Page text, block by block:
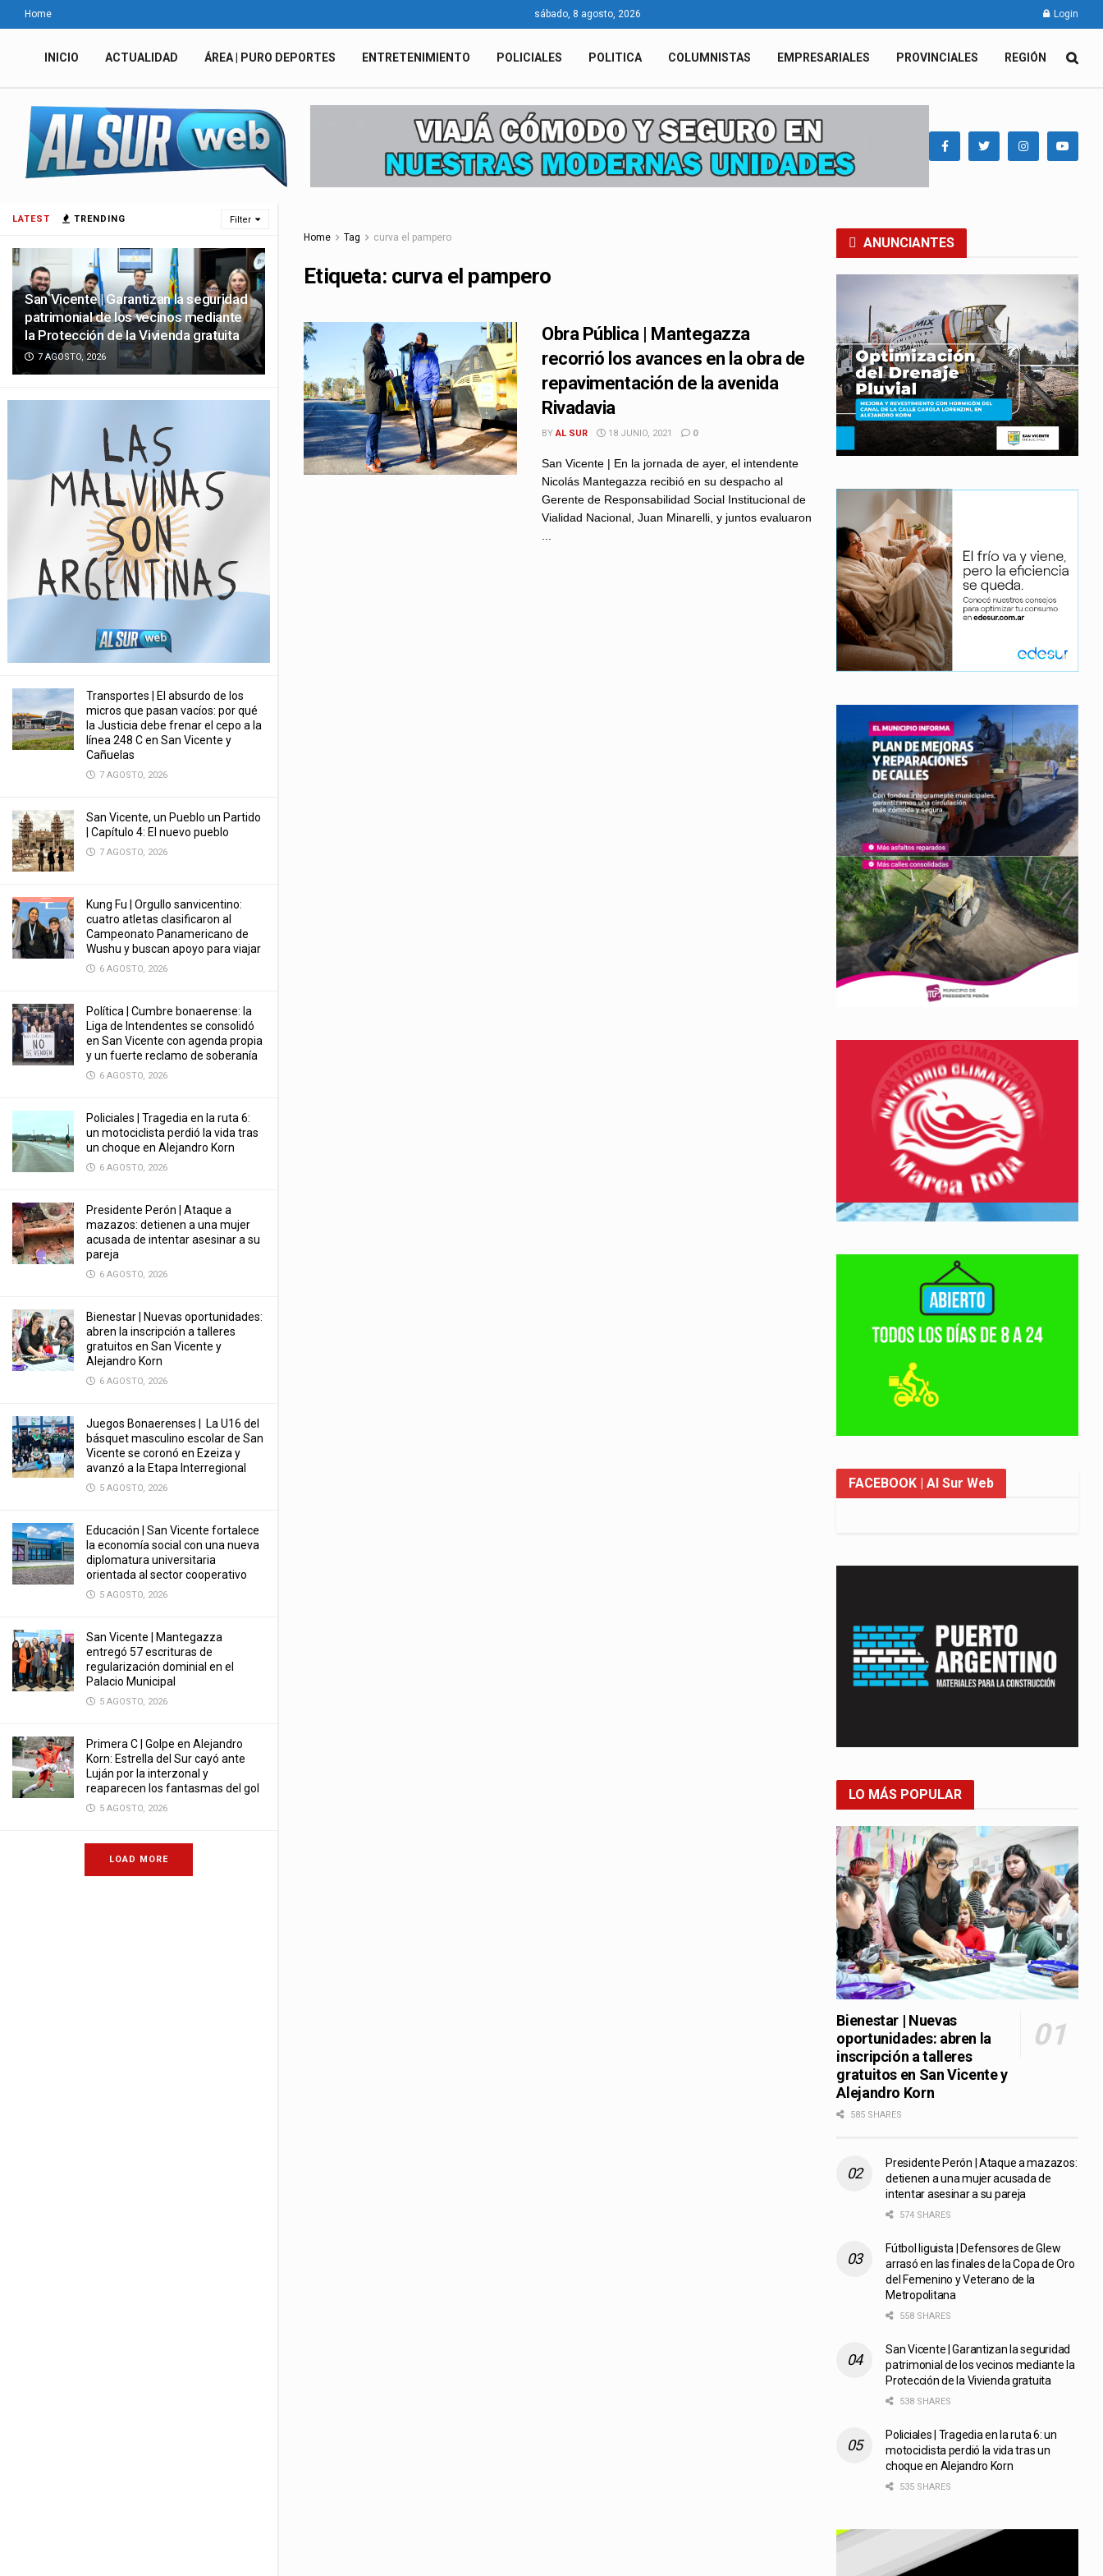
LATEST TRENDING Filter
San Vicente | Garantizan la seguridad
patrimonial de los vecinos mediante
la Protección de la Vivienda gratuita
7 AGOSTO, 2026
Transportes | El absurdo de los
micros que pasan vacíos: por qué
la Justicia debe frenar el cepo a la
línea 248 C en San Vicente y
Cañuelas
7 AGOSTO, 2026
San Vicente, un Pueblo un Partido
| Capítulo 4: El nuevo pueblo
7 AGOSTO, 2026
Kung Fu | Orgullo sanvicentino:
cuatro atletas clasificaron al
Campeonato Panamericano de
Wushu y buscan apoyo para viajar
6 AGOSTO, 2026
Política | Cumbre bonaerense: la
Liga de Intendentes se consolidó
en San Vicente con agenda propia
y un fuerte reclamo de soberanía
6 AGOSTO, 2026
Policiales | Tragedia en la ruta 6:
un motociclista perdió la vida tras
un choque en Alejandro Korn
6 AGOSTO, 2026
Presidente Perón | Ataque a
mazazos: detienen a una mujer
acusada de intentar asesinar a su
pareja
6 AGOSTO, 2026
Bienestar | Nuevas oportunidades:
abren la inscripción a talleres
gratuitos en San Vicente y
Alejandro Korn
6 AGOSTO, 2026
Juegos Bonaerenses | La U16 del
básquet masculino escolar de San
Vicente se coronó en Ezeiza y
avanzó a la Etapa Interregional
5 AGOSTO, 2026
Educación | San Vicente fortalece
la economía social con una nueva
diplomatura universitaria
orientada al sector cooperativo
5 AGOSTO, 2026
San Vicente | Mantegazza
entregó 57 escrituras de
regularización dominial en el
Palacio Municipal
5 AGOSTO, 2026
Primera C | Golpe en Alejandro
Korn: Estrella del Sur cayó ante
Luján por la interzonal y
reaparecen los fantasmas del gol
5 AGOSTO, 2026
LOAD MORE
Home sábado, 8 agosto, 2026 Login
INICIO ACTUALIDAD ÁREA | PURO DEPORTES ENTRETENIMIENTO POLICIALES POLITICA COLUMNISTAS EMPRESARIALES PROVINCIALES REGIÓN
Home Tag curva el pampero
Etiqueta: curva el pampero
Obra Pública | Mantegazza
recorrió los avances en la obra de
repavimentación de la avenida
Rivadavia
BY AL SUR 18 JUNIO, 2021 0
San Vicente | En la jornada de ayer, el intendente
Nicolás Mantegazza recibió en su despacho al
Gerente de Responsabilidad Social Institucional de
Vialidad Nacional, Juan Minarelli, y juntos evaluaron
ANUNCIANTES
FACEBOOK | Al Sur Web
LO MÁS POPULAR
Bienestar | Nuevas
oportunidades: abren la
inscripción a talleres
gratuitos en San Vicente y
Alejandro Korn
585 SHARES
Presidente Perón | Ataque a mazazos:
detienen a una mujer acusada de
intentar asesinar a su pareja
574 SHARES
Fútbol liguista | Defensores de Glew
arrasó en las finales de la Copa de Oro
del Femenino y Veterano de la
Metropolitana
558 SHARES
San Vicente | Garantizan la seguridad
patrimonial de los vecinos mediante la
Protección de la Vivienda gratuita
538 SHARES
Policiales | Tragedia en la ruta 6: un
motociclista perdió la vida tras un
choque en Alejandro Korn
535 SHARES